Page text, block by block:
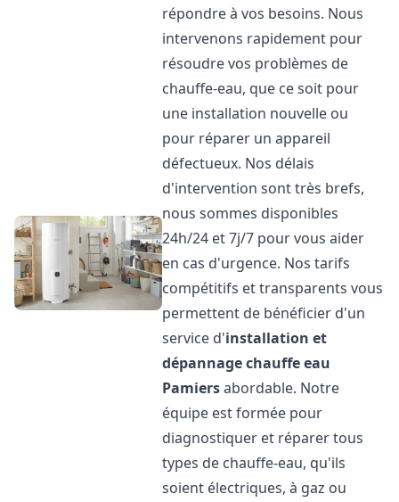
répondre à vos besoins. Nous
intervenons rapidement pour
résoudre vos problèmes de
chauffe-eau, que ce soit pour
une installation nouvelle ou
pour réparer un appareil
défectueux. Nos délais
d'intervention sont très brefs,
nous sommes disponibles
24h/24 et 7j/7 pour vous aider
en cas d'urgence. Nos tarifs
compétitifs et transparents vous
permettent de bénéficier d'un
service d'installation et
dépannage chauffe eau
Pamiersabordable. Notre
équipe est formée pour
diagnostiquer et réparer tous
types de chauffe-eau, qu'ils
soient électriques, à gaz ou